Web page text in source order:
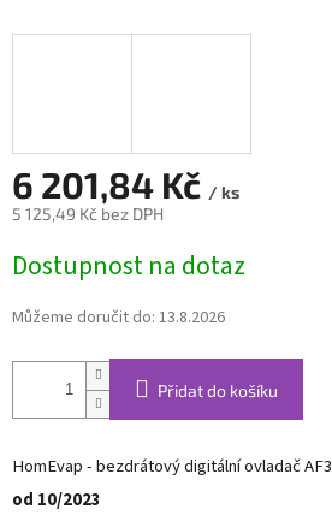
6 201,84 Kč / ks
5 125,49 Kč bez DPH
cena:
Dostupnost na dotaz
Můžeme doručit do: 13.8.2026
Přidat do košíku
HomEvap - bezdrátový digitální ovladač AF3
od 10/2023